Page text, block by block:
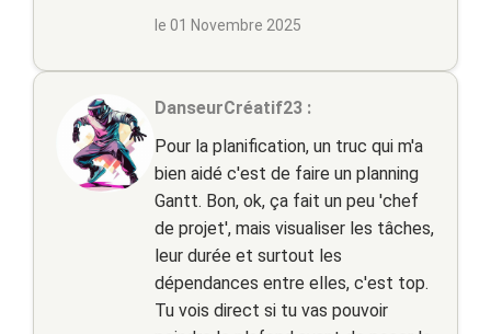
le 01 Novembre 2025
DanseurCréatif23 :
Pour la planification, un truc qui m'a
bien aidé c'est de faire un planning
Gantt. Bon, ok, ça fait un peu 'chef
de projet', mais visualiser les tâches,
leur durée et surtout les
dépendances entre elles, c'est top.
Tu vois direct si tu vas pouvoir